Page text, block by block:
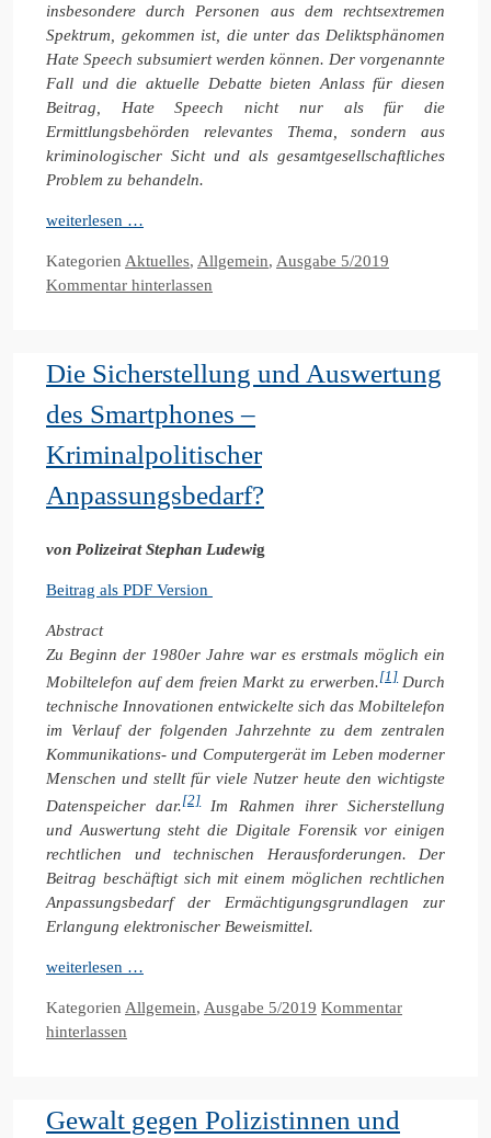
insbesondere durch Personen aus dem rechtsextremen
Spektrum, gekommen ist, die unter das Deliktsphänomen
Hate Speech subsumiert werden können. Der vorgenannte
Fall und die aktuelle Debatte bieten Anlass für diesen
Beitrag, Hate Speech nicht nur als für die
Ermittlungsbehörden relevantes Thema, sondern aus
kriminologischer Sicht und als gesamtgesellschaftliches
Problem zu behandeln.
weiterlesen …
Kategorien Aktuelles, Allgemein, Ausgabe 5/2019
Kommentar hinterlassen
Die Sicherstellung und Auswertung
des Smartphones –
Kriminalpolitischer
Anpassungsbedarf?
von Polizeirat Stephan Ludewig
Beitrag als PDF Version
Abstract
Zu Beginn der 1980er Jahre war es erstmals möglich ein
Mobiltelefon auf dem freien Markt zu erwerben.[1] Durch
technische Innovationen entwickelte sich das Mobiltelefon
im Verlauf der folgenden Jahrzehnte zu dem zentralen
Kommunikations- und Computergerät im Leben moderner
Menschen und stellt für viele Nutzer heute den wichtigste
Datenspeicher dar.[2]
Im Rahmen ihrer Sicherstellung
und Auswertung steht die Digitale Forensik vor einigen
rechtlichen und technischen Herausforderungen. Der
Beitrag beschäftigt sich mit einem möglichen rechtlichen
Anpassungsbedarf der Ermächtigungsgrundlagen zur
Erlangung elektronischer Beweismittel.
weiterlesen …
Kategorien Allgemein, Ausgabe 5/2019 Kommentar
hinterlassen
Gewalt gegen Polizistinnen und